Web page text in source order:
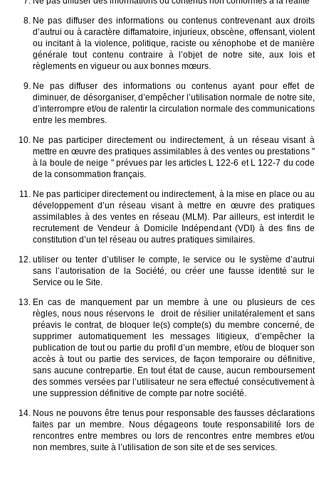
Ne pas diffuser des informations ou contenus contrevenant aux droits
d’autrui ou à caractère diffamatoire, injurieux, obscène, offensant, violent
ou incitant à la violence, politique, raciste ou xénophobe et de manière
générale tout contenu contraire à l’objet de notre site, aux lois et
règlements en vigueur ou aux bonnes mœurs.
Ne pas diffuser des informations ou contenus ayant pour effet de
diminuer, de désorganiser, d’empêcher l’utilisation normale de notre site,
d’interrompre et/ou de ralentir la circulation normale des communications
entre les membres.
Ne pas participer directement ou indirectement, à un réseau visant à
mettre en œuvre des pratiques assimilables à des ventes ou prestations "
à la boule de neige " prévues par les articles L 122-6 et L 122-7 du code
de la consommation français.
Ne pas participer directement ou indirectement, à la mise en place ou au
développement d’un réseau visant à mettre en œuvre des pratiques
assimilables à des ventes en réseau (MLM). Par ailleurs, est interdit le
recrutement de Vendeur à Domicile Indépendant (VDI) à des fins de
constitution d’un tel réseau ou autres pratiques similaires.
utiliser ou tenter d’utiliser le compte, le service ou le système d’autrui
sans l’autorisation de la Société, ou créer une fausse identité sur le
Service ou le Site.
En cas de manquement par un membre à une ou plusieurs de ces
règles, nous nous réservons le droit de résilier unilatéralement et sans
préavis le contrat, de bloquer le(s) compte(s) du membre concerné, de
supprimer automatiquement les messages litigieux, d’empêcher la
publication de tout ou partie du profil d’un membre, et/ou de bloquer son
accès à tout ou partie des services, de façon temporaire ou définitive,
sans aucune contrepartie. En tout état de cause, aucun remboursement
des sommes versées par l’utilisateur ne sera effectué consécutivement à
une suppression définitive de compte par notre société.
Nous ne pouvons être tenus pour responsable des fausses déclarations
faites par un membre. Nous dégageons toute responsabilité lors de
rencontres entre membres ou lors de rencontres entre membres et/ou
non membres, suite à l’utilisation de son site et de ses services.